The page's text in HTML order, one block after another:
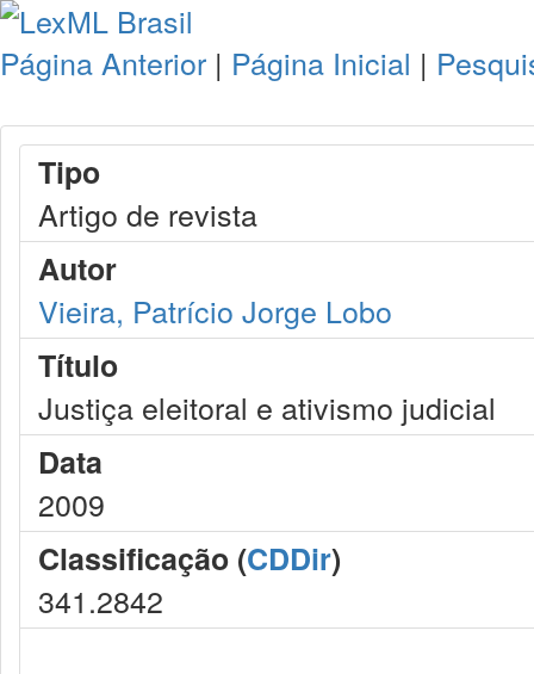
Página Anterior | Página Inicial |
Tipo
Artigo de revista
Autor
Vieira, Patrício Jorge Lobo
Título
Justiça eleitoral e ativismo judicial
Data
2009
Classificação (CDDir)
341.2842